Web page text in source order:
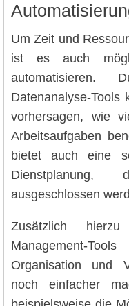
Um Zeit und
ist es auch
Datenanalyse-
vorhersagen, wie
Arbeitsaufgaben
bietet auch eine
Dienstplanung,
ausgeschlossen
Zusätzlich
Management-
Organisation und
noch einfacher